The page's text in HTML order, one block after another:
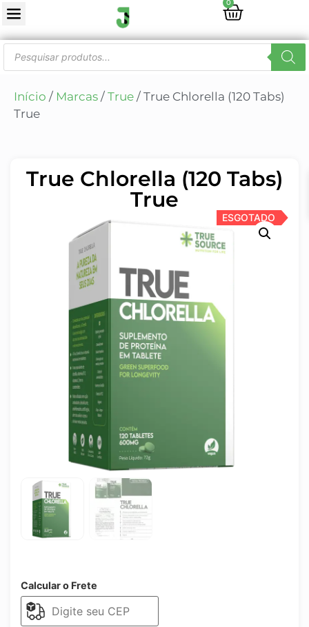
0
Início / Marcas / True / True Chlorella (120 Tabs)
True
True Chlorella (120 Tabs)
True
ESGOTADO
Calcular o Frete